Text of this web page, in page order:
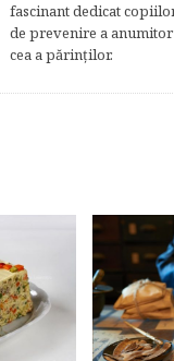
fascinant dedicat
de prevenire a anumitor
cea a părinţilor.